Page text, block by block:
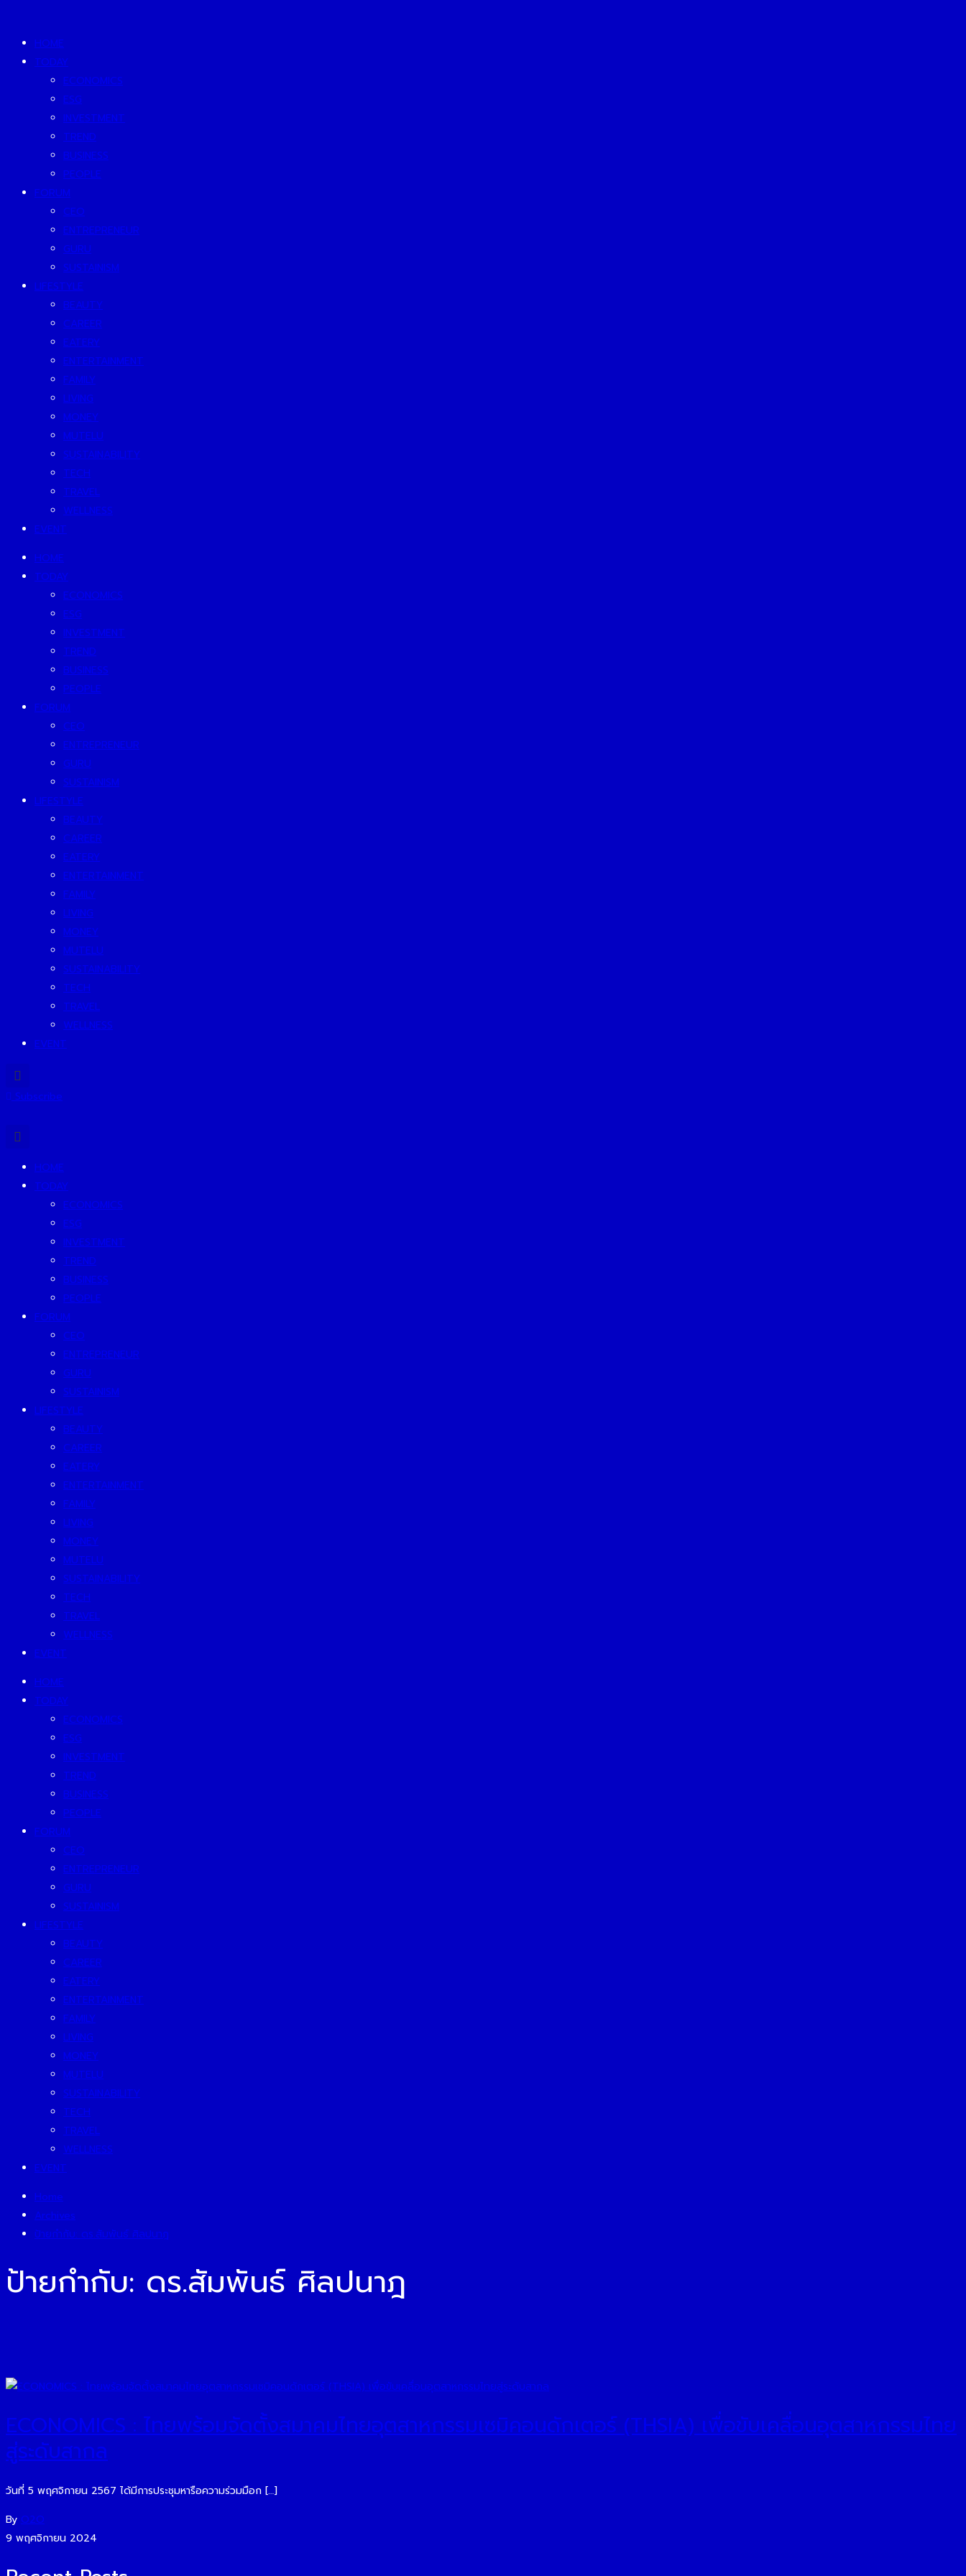
HOME
TODAY
ECONOMICS
ESG
INVESTMENT
TREND
BUSINESS
PEOPLE
FORUM
CEO
ENTREPRENEUR
GURU
SUSTAINISM
LIFESTYLE
BEAUTY
CAREER
EATERY
ENTERTAINMENT
FAMILY
LIVING
MONEY
MUTELU
SUSTAINABILITY
TECH
TRAVEL
WELLNESS
EVENT
HOME
TODAY
ECONOMICS
ESG
INVESTMENT
TREND
BUSINESS
PEOPLE
FORUM
CEO
ENTREPRENEUR
GURU
SUSTAINISM
LIFESTYLE
BEAUTY
CAREER
EATERY
ENTERTAINMENT
FAMILY
LIVING
MONEY
MUTELU
SUSTAINABILITY
TECH
TRAVEL
WELLNESS
EVENT
Subscribe
HOME
TODAY
ECONOMICS
ESG
INVESTMENT
TREND
BUSINESS
PEOPLE
FORUM
CEO
ENTREPRENEUR
GURU
SUSTAINISM
LIFESTYLE
BEAUTY
CAREER
EATERY
ENTERTAINMENT
FAMILY
LIVING
MONEY
MUTELU
SUSTAINABILITY
TECH
TRAVEL
WELLNESS
EVENT
HOME
TODAY
ECONOMICS
ESG
INVESTMENT
TREND
BUSINESS
PEOPLE
FORUM
CEO
ENTREPRENEUR
GURU
SUSTAINISM
LIFESTYLE
BEAUTY
CAREER
EATERY
ENTERTAINMENT
FAMILY
LIVING
MONEY
MUTELU
SUSTAINABILITY
TECH
TRAVEL
WELLNESS
EVENT
Home
Archives
ป้ายกำกับ: ดร.สัมพันธ์ ศิลปนาฎ
ป้ายกำกับ: ดร.สัมพันธ์ ศิลปนาฎ
ECONOMICS : ไทยพร้อมจัดตั้งสมาคมไทยอุตสาหกรรมเซมิคอนดักเตอร์ (THSIA) เพื่อขับเคลื่อนอุตสาหกรรมไทย
สู่ระดับสากล
วันที่ 5 พฤศจิกายน 2567 ได้มีการประชุมหารือความร่วมมือก […]
By O2O
9 พฤศจิกายน 2024